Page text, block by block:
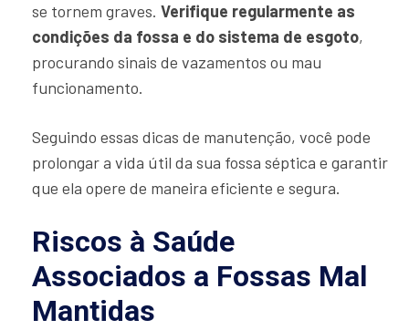
se tornem graves. Verifique regularmente as
condições da fossa e do sistema de esgoto,
procurando sinais de vazamentos ou mau
funcionamento.
Seguindo essas dicas de manutenção, você pode
prolongar a vida útil da sua fossa séptica e garantir
que ela opere de maneira eficiente e segura.
Riscos à Saúde
Associados a Fossas Mal
Mantidas